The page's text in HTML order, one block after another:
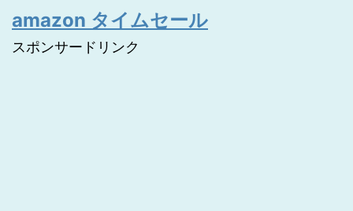
amazon タイムセール
スポンサードリンク